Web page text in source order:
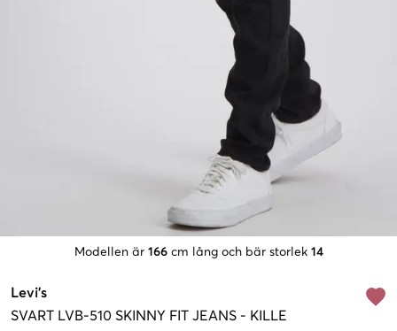
Modellen är 166 cm lång och bär storlek 14
Levi's
SVART LVB-510 SKINNY FIT JEANS - KILLE